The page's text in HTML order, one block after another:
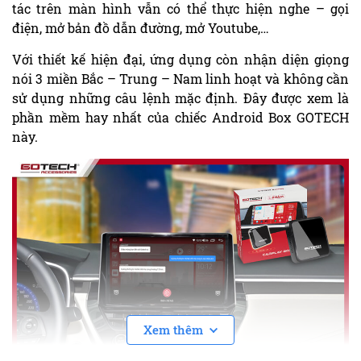
tác trên màn hình vẫn có thể thực hiện nghe – gọi
điện, mở bản đồ dẫn đường, mở Youtube,…
Với thiết kế hiện đại, ứng dụng còn nhận diện giọng
nói 3 miền Bắc – Trung – Nam linh hoạt và không cần
sử dụng những câu lệnh mặc định. Đây được xem là
phần mềm hay nhất của chiếc Android Box GOTECH
này.
Xem thêm